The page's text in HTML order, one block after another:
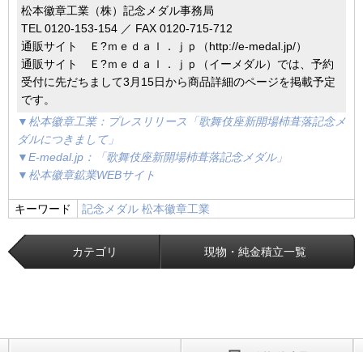
松本徽章工業（株）記念メダル事務局
TEL 0120-153-154 ／ FAX 0120-715-712
通販サイト Ｅ?ｍｅｄａｌ．ｊｐ（http://e-medal.jp/）
通販サイト Ｅ?ｍｅｄａｌ．ｊｐ（イーメダル）では、予約
受付に先だちまして3月15日から商品詳細のページを掲載予定
です。
▼松本徽章工業：プレスリリース「歌舞伎座新開場杮葺落記念メ
ダルにつきまして」
▼E-medal.jp：「歌舞伎座新開場杮葺落記念メダル」
▼松本徽章鉱業WEBサイト
キーワード 記念メダル 松本徽章工業
カテゴリ 現物・純金積立一覧